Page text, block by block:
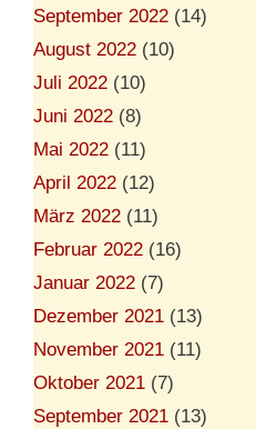
September 2022 (14)
August 2022 (10)
Juli 2022 (10)
Juni 2022 (8)
Mai 2022 (11)
April 2022 (12)
März 2022 (11)
Februar 2022 (16)
Januar 2022 (7)
Dezember 2021 (13)
November 2021 (11)
Oktober 2021 (7)
September 2021 (13)